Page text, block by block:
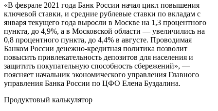
«В феврале 2021 года Банк России начал цикл повышения
ключевой ставки, и средние рублевые ставки по вкладам с
января текущего года выросли в Москве на 1,3 процентного
пункта, до 4,9%, а в Московской области — увеличились на
0,8 процентного пункта, до 4,4% в августе. Проводимая
Банком России денежно-кредитная политика позволит
повысить привлекательность депозитов для населения и
защитить покупательную способность сбережений», —
поясняет начальник экономического управления Главного
управления Банка России по ЦФО Елена Буздалина.
Продуктовый калькулятор